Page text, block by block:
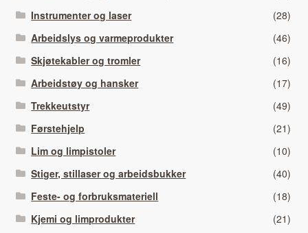
Instrumenter og laser
(28)
Arbeidslys og varmeprodukter
(46)
Skjøtekabler og tromler
(16)
Arbeidstøy og hansker
(17)
Trekkeutstyr
(49)
Førstehjelp
(21)
Lim og limpistoler
(10)
Stiger, stillaser og arbeidsbukker
(40)
Feste- og forbruksmateriell
(18)
Kjemi og limprodukter
(21)